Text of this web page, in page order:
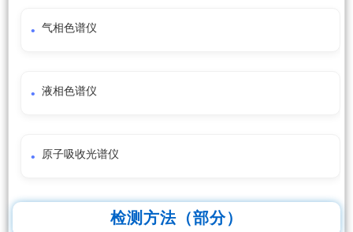
气相色谱仪
液相色谱仪
原子吸收光谱仪
检测方法（部分）